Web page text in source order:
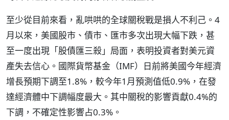
至少從目前來看，亂哄哄的全球關稅戰是損人不利己。4
月以來，美國股市、債市、匯市多次出現大幅下跌，甚
至一度出現「股債匯三殺」局面，表明投資者對美元資
產失去信心。國際貨幣基金（IMF）日前將美國今年經濟
增長預期下調至1.8%，較今年1月預測值低0.9%，在發
達經濟體中下調幅度最大。其中關稅的影響貢獻0.4%的
下調，不確定性影響占0.3%。